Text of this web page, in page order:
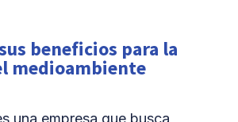
beneficios para la
medioambiente
una empresa que busca